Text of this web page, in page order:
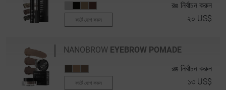
রঙ নির্বাচন করুন
কার্টে যোগ করুন ২০ US$
NANOBROW EYEBROW POMADE
রঙ নির্বাচন করুন
কার্টে যোগ করুন ১৩ US$